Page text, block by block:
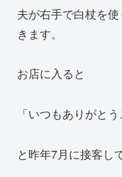
夫が右手で白杖を
きます。
お店に入ると
「いつもありがと
と昨年7月に接客し